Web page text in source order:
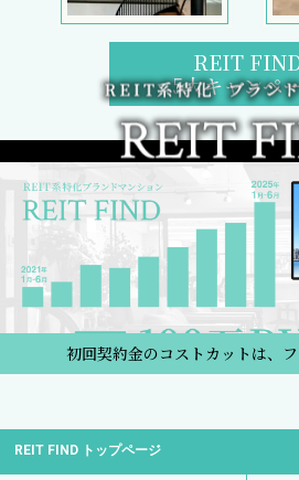
REIT
5大キャンペ
初回契約金のコストカットは、
REIT FIND トップページ